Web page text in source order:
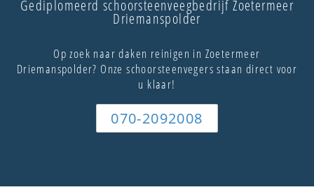
Gediplomeerd schoorsteenveegbedrijf Zoetermeer
Driemanspolder
Op zoek naar daken reinigen in Zoetermeer
Driemanspolder? Onze schoorsteenvegers staan direct voor
u klaar!
070-2092008